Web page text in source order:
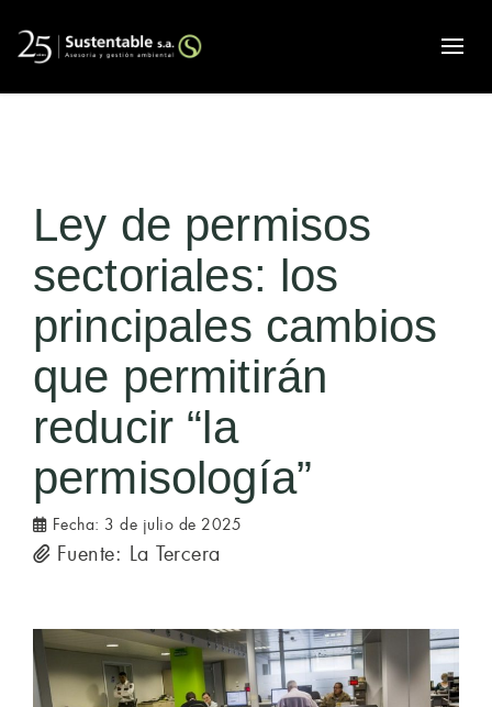
Ley de permisos
sectoriales: los
principales cambios
que permitirán
reducir “la
permisología”
Fecha: 3 de julio de 2025
Fuente: La Tercera